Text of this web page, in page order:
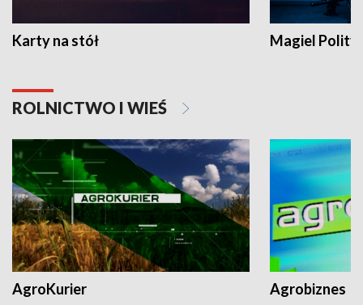
Karty na stół Magiel
ROLNICTWO I WIEŚ
AgroKurier Agrobiznes